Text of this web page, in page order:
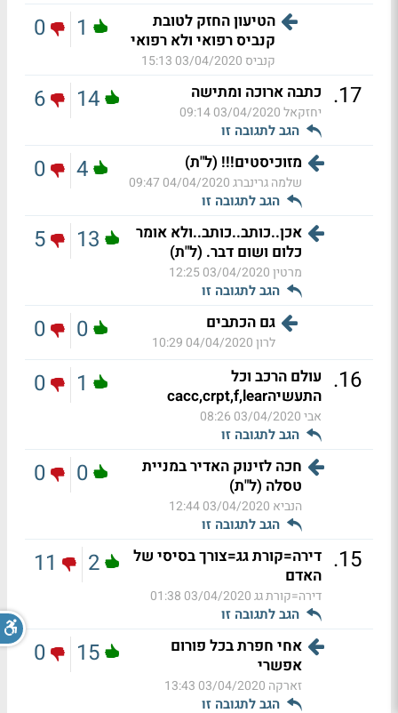
הטיעון החזק לטובת
קנביס רפואי ולא רפואי
קנביס 03/04/2020 15:13
1
0
17
. כתבה ארוכה ומתישה
יחזקאל03/04/2020 09:14
הגב לתגובה זו
14
6
מזוכיסטים!!! (ל"ת)
שלמה גרינברג04/04/2020 09:47
הגב לתגובה זו
4
0
אכן..כותב..כותב..ולא אומר
כלום ושום דבר. (ל"ת)
מרטין03/04/2020 12:25
הגב לתגובה זו
13
5
גם הכתבים
לרון04/04/2020 10:29
0
0
16
. עולם הרכב וכל
התעשיהcacc,crpt,f,lear
אבי03/04/2020 08:26
הגב לתגובה זו
1
0
חכה לזינוק האדיר במניית
טסלה (ל"ת)
הנביא 03/04/2020 12:44
הגב לתגובה זו
0
0
15
. דירה=קורת גג=צורך בסיסי של
האדם
דירה=קורת גג03/04/2020 01:38
הגב לתגובה זו
2
11
אחי חפרת בכל פורום
אפשרי
זארקה 03/04/2020 13:43
הגב לתגובה זו
15
0